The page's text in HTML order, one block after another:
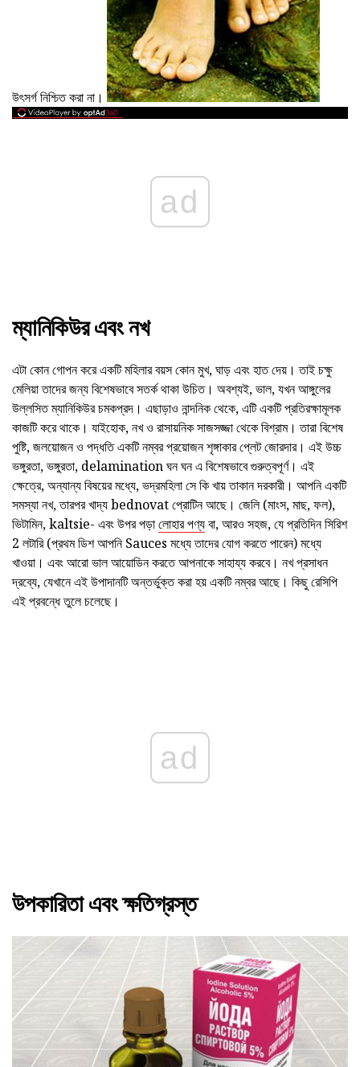
উৎসর্গ নিশ্চিত করা না।
ad
ম্যানিকিউর এবং নখ
এটা কোন গোপন করে একটি মহিলার বয়স কোন মুখ, ঘাড় এবং হাত দেয়। তাই চক্ষু
মেলিয়া তাদের জন্য বিশেষভাবে সতর্ক থাকা উচিত। অবশ্যই, ভাল, যখন আঙ্গুলের
উল্লসিত ম্যানিকিউর চমকপ্রদ। এছাড়াও নান্দনিক থেকে, এটি একটি প্রতিরক্ষামূলক
কাজটি করে থাকে। যাইহোক, নখ ও রাসায়নিক সাজসজ্জা থেকে বিশ্রাম। তারা বিশেষ
পুষ্টি, জলয়োজন ও পদ্ধতি একটি নম্বর প্রয়োজন শৃঙ্গাকার প্লেট জোরদার। এই উচ্চ
ভঙ্গুরতা, ভঙ্গুরতা, delamination ঘন ঘন এ বিশেষভাবে গুরুত্বপূর্ণ। এই
ক্ষেত্রে, অন্যান্য বিষয়ের মধ্যে, ভদ্রমহিলা সে কি খায় তাকান দরকারী। আপনি একটি
সমস্যা নখ, তারপর খাদ্য bednovat প্রোটিন আছে। জেলি (মাংস, মাছ, ফল),
ভিটামিন, kaltsie- এবং উপর পড়ালোহার পণ্যবা, আরও সহজ, যে প্রতিদিন সিরিশ
2 লটারি (প্রথম ডিশ আপনি Sauces মধ্যে তাদের যোগ করতে পারেন) মধ্যে
খাওয়া। এবং আরো ভাল আয়োডিন করতে আপনাকে সাহায্য করবে। নখ প্রসাধন
দ্রব্যে, যেখানে এই উপাদানটি অন্তর্ভুক্ত করা হয় একটি নম্বর আছে। কিছু রেসিপি
এই প্রবন্ধে তুলে চলেছে।
ad
উপকারিতা এবং ক্ষতিগ্রস্ত